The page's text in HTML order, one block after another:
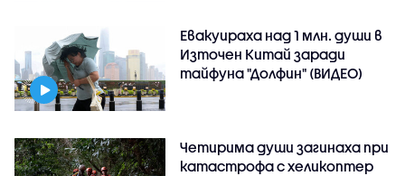
Евакуираха над 1 млн. души в
Източен Китай заради
тайфуна "Долфин" (ВИДЕО)
Четирима души загинаха при
катастрофа с хеликоптер